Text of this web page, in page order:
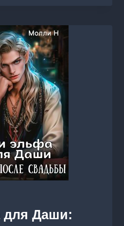
для Даши: